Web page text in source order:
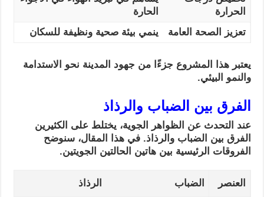
الحرارة
الحارة
تعزيز الصحة العامة
ينمي بيئة صحية ونظيفة للسكان
يعتبر هذا المشروع جزءًا من جهود المدينة نحو الاستدامة
والنمو البيئي.
الفرق بين الضباب والرذاذ
عند التحدث عن الظواهر الجوية، يختلط على الكثيرين
الفرق بين الضباب والرذاذ. في هذا المقال، سنوضح
الفروقات الرئيسية بين هاتين الحالتين الجويتين.
العنصر الضباب الرذاذ